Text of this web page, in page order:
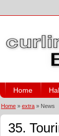
Home
Home » extra » News
35.